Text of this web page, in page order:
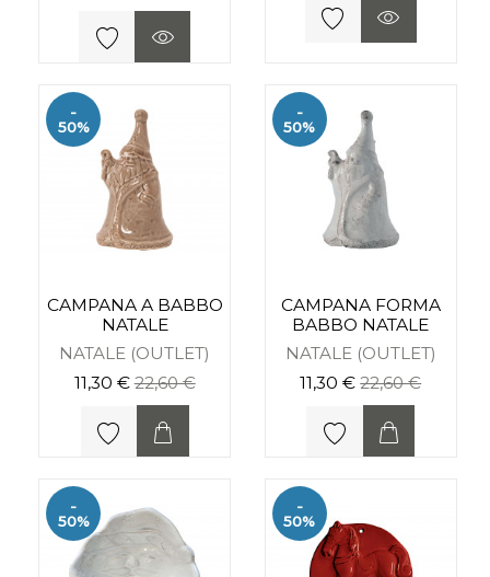
-
50%
CAMPANA A BABBO
NATALE
NATALE (OUTLET)
11,30 €22,60 €
-
50%
CAMPANA FORMA
BABBO NATALE
NATALE (OUTLET)
11,30 €22,60 €
-
50%
-
50%